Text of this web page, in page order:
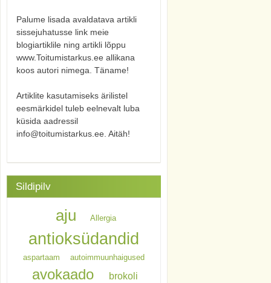
Palume lisada avaldatava artikli
sissejuhatusse link meie
blogiartiklile ning artikli lõppu
www.Toitumistarkus.ee allikana
koos autori nimega. Täname!
Artiklite kasutamiseks ärilistel
eesmärkidel tuleb eelnevalt luba
küsida aadressil
info@toitumistarkus.ee. Aitäh!
Sildipilv
aju Allergia
antioksüdandid
aspartaam autoimmuunhaigused
avokaado brokoli